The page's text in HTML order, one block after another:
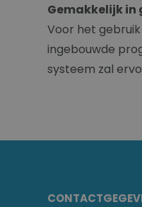
Gemakkelijk in
Voor het
ingebouwde
systeem zal